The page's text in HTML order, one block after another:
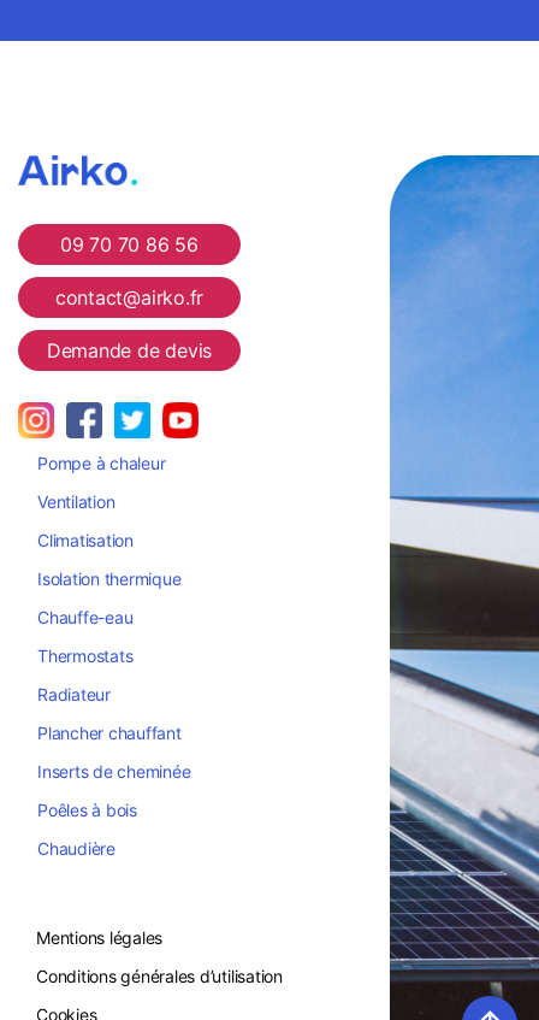
Airko09 70 70 86 56
contact@airko.fr
Demande de devis
Pompe à chaleur
Ventilation
Climatisation
Isolation thermique
Chauffe-eau
Thermostats
Radiateur
Plancher chauffant
Inserts de cheminée
Poêles à bois
Chaudière
Mentions légales
Conditions générales d’utilisation
Cookies